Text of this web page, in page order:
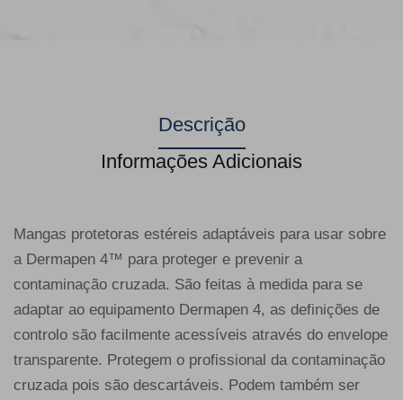
Descrição
Informações Adicionais
Mangas protetoras estéreis adaptáveis para usar sobre
a Dermapen 4™ para proteger e prevenir a
contaminação cruzada. São feitas à medida para se
adaptar ao equipamento Dermapen 4, as definições de
controlo são facilmente acessíveis através do envelope
transparente. Protegem o profissional da contaminação
cruzada pois são descartáveis. Podem também ser